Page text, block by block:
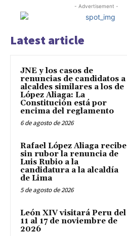
- Advertisement -
Latest article
JNE y los casos de
renuncias de candidatos a
alcaldes similares a los de
López Aliaga: La
Constitución está por
encima del reglamento
6 de agosto de 2026
Rafael López Aliaga recibe
sin rubor la renuncia de
Luis Rubio a la
candidatura a la alcaldía
de Lima
5 de agosto de 2026
León XIV visitará Peru del
11 al 17 de noviembre de
2026